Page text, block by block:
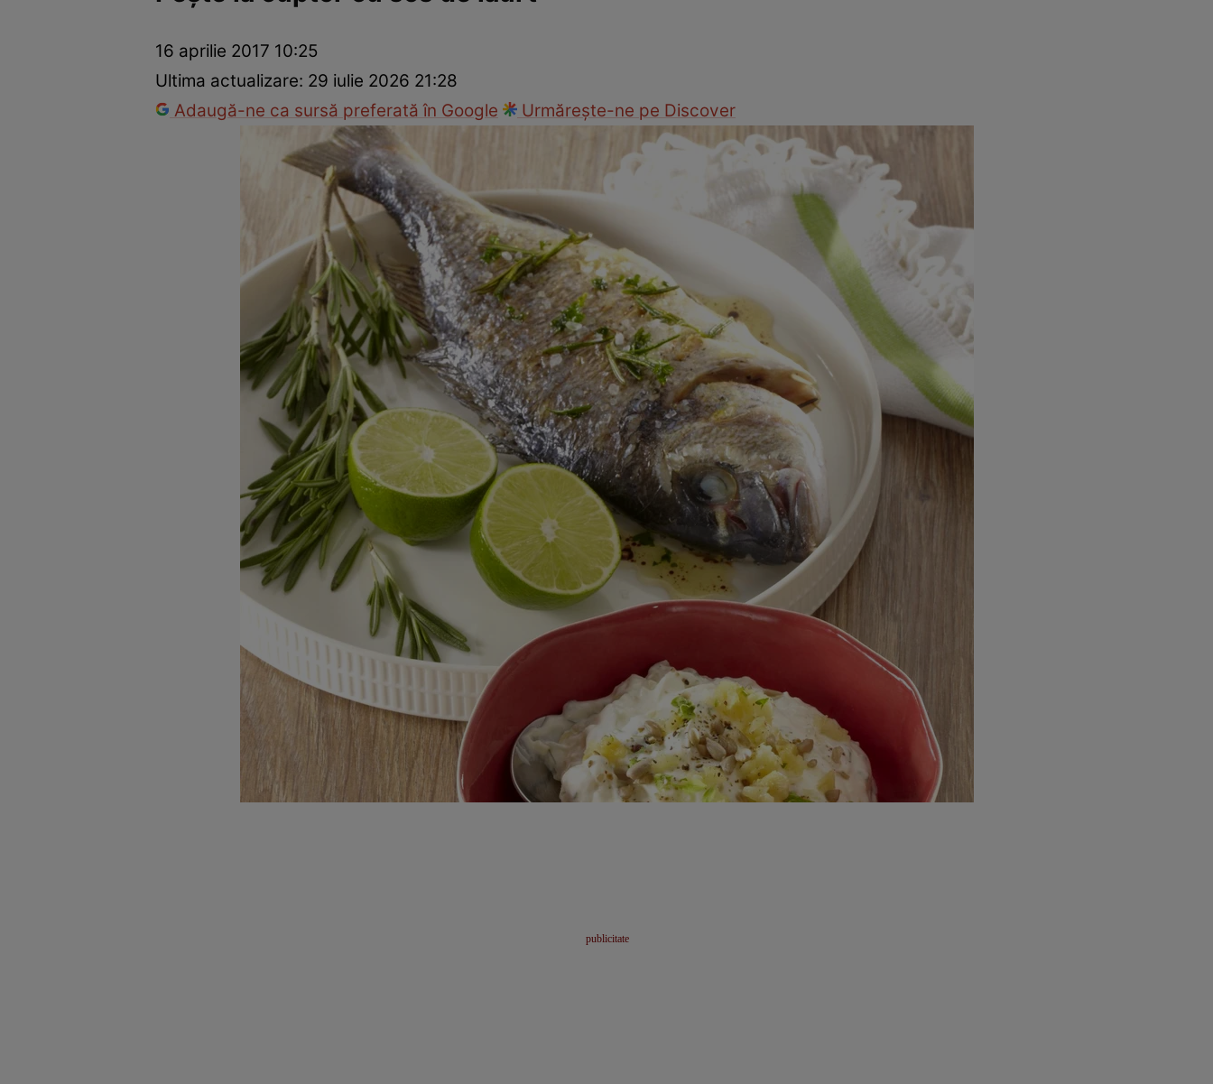
Mâncăruri rapide Rețete cu legume
16 aprilie 2017 10:25
Ultima actualizare: 29 iulie 2026 21:28
Adaugă-ne ca sursă preferată în Google
Urmărește-ne pe Discover